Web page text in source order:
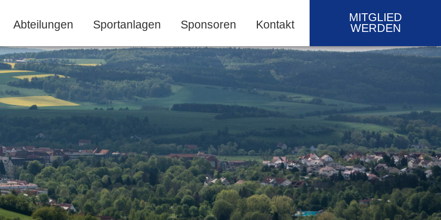
Abteilungen Sportanlagen Sponsoren Kontakt
MITGLIED
WERDEN